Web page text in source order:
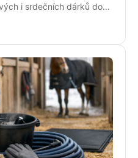
i srdečních dárků do